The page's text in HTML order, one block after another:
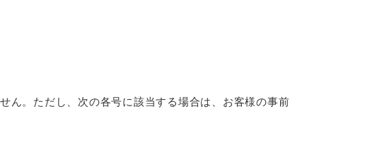
ん。ただし、次の各号に該当する場合は、お客様の事前